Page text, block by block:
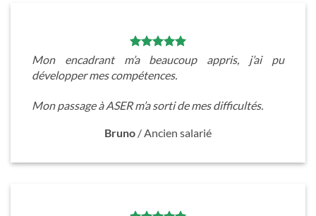
Mon encadrant m’a beaucoup appris, j’ai pu
développer mes compétences.
Mon passage à ASER m’a sorti de mes difficultés.
Bruno / Ancien salarié